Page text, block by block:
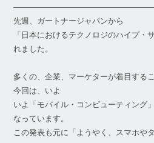
先週、ガートナージャパンから
「日本におけるテクノロジのハイプ・
れました。
多くの、企業、マーケターが着目する
今回は、いよ
いよ「モバイル・コンピューティング
なっています。
この発表も元に「ようやく、スマホや